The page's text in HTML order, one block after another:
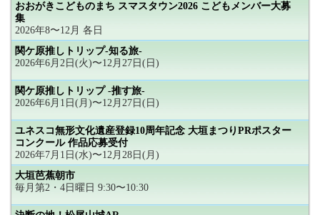
おおがきこどものまち スマスタウン2026 こどもメンバー大募
集
2026年8〜12月 各日
関ケ原推しトリップ-知る旅-
2026年6月2日(火)〜12月27日(日)
関ケ原推しトリップ -推す旅-
2026年6月1日(月)〜12月27日(日)
ユネスコ無形文化遺産登録10周年記念 大垣まつりPRポスター
コンクール 作品応募受付
2026年7月1日(水)〜12月28日(月)
大垣芭蕉朝市
毎月第2・4日曜日 9:30〜10:30